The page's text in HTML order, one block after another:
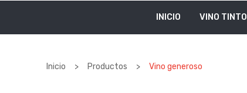
INICIO VINO TINTO
Inicio > Productos > Vino generoso